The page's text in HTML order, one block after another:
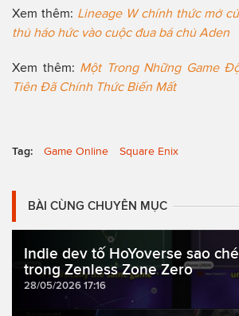
Xem thêm: Lineage W chính thức mở
thủ háo hức vào cuộc đua bá chủ Aden
Xem thêm: Một Trong Những Game
Tiên Đã Chính Thức Biến Mất
Tag: Game Online Square Enix
BÀI CÙNG CHUYÊN MỤC
Indie dev tố HoYoverse sao
trong Zenless Zone Zero
28/05/2026 17:16